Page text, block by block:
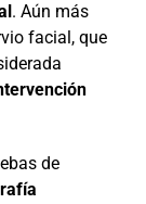
. Aún más
facial, que
de